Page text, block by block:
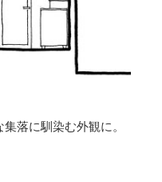
落に馴染む外観に。